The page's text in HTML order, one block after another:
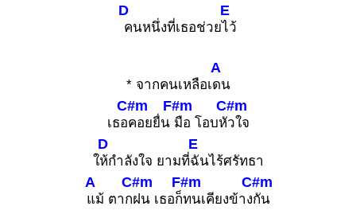
D
คนหนึ่งที่เธอช่วย
E
ไว้
* จากคนเหลือเ
A
ดน
เธอ
C#m
คอยยื่น
F#m
มือ โอบหั
C#m
วใจ
ใ
D
ห้กำลังใจ ยามที่
E
ฉันไร้ศรัทธา
A
แม้ ตาก
C#m
ฝน เธอก็
F#m
ทนเคียงข้าง
C#m
กัน